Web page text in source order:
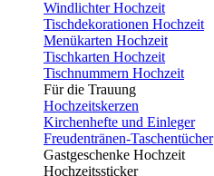
Windlichter Hochzeit
Tischdekorationen Hochzeit
Menükarten Hochzeit
Tischkarten Hochzeit
Tischnummern Hochzeit
Für die Trauung
Hochzeitskerzen
Kirchenhefte und Einleger
Freudentränen-Taschentücher
Gastgeschenke Hochzeit
Hochzeitssticker